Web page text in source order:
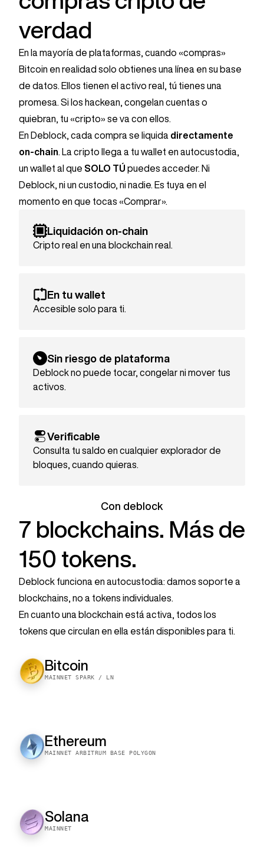
verdad
En la mayoría de plataformas, cuando «compras»
Bitcoin en realidad solo obtienes una línea en su base
de datos. Ellos tienen el activo real, tú tienes una
promesa. Si los hackean, congelan cuentas o
quiebran, tu «cripto» se va con ellos.
En Deblock, cada compra se liquida directamente
on-chain . La cripto llega a tu wallet en autocustodia,
un wallet al que SOLO TÚ puedes acceder. Ni
Deblock, ni un custodio, ni nadie. Es tuya en el
momento en que tocas «Comprar».
Liquidación on-chain
Cripto real en una blockchain real.
En tu wallet
Accesible solo para ti.
Sin riesgo de plataforma
Deblock no puede tocar, congelar ni mover tus
activos.
Verificable
Consulta tu saldo en cualquier explorador de
bloques, cuando quieras.
Con deblock
7 blockchains. Más de
150 tokens.
Deblock funciona en autocustodia: damos soporte a
blockchains, no a tokens individuales.
En cuanto una blockchain está activa, todos los
tokens que circulan en ella están disponibles para ti.
Bitcoin
MAINNET SPARK / LN
Ethereum
MAINNET ARBITRUM BASE POLYGON
Solana
MAINNET